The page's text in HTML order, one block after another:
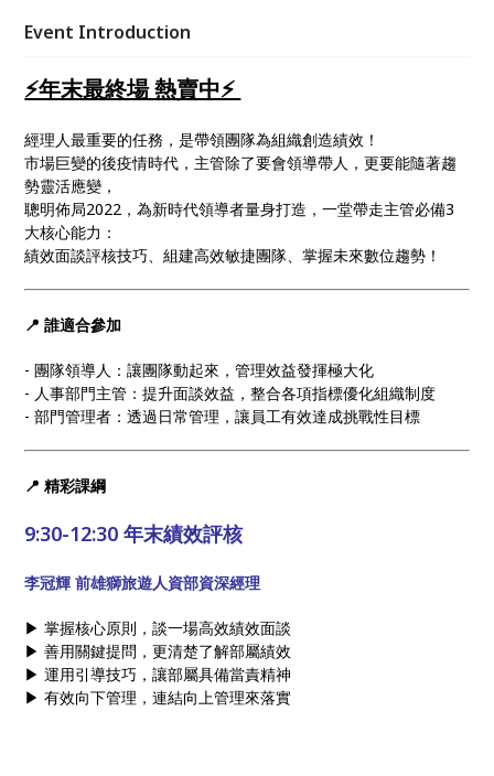
Event Introduction
⚡️年末最終場 熱賣中⚡️
經理人最重要的任務，是帶領團隊為組織創造績效！
市場巨變的後疫情時代，主管除了要會領導帶人，更要能隨著趨
勢靈活應變，
聰明佈局2022，為新時代領導者量身打造，一堂帶走主管必備3
大核心能力：
績效面談評核技巧、組建高效敏捷團隊、掌握未來數位趨勢！
📍 誰適合參加
- 團隊領導人：讓團隊動起來，管理效益發揮極大化
- 人事部門主管：提升面談效益，整合各項指標優化組織制度
- 部門管理者：透過日常管理，讓員工有效達成挑戰性目標
📍 精彩課綱
9:30-12:30 年末績效評核
李冠輝 前雄獅旅遊人資部資深經理
▶ 掌握核心原則，談一場高效績效面談
▶ 善用關鍵提問，更清楚了解部屬績效
▶ 運用引導技巧，讓部屬具備當責精神
▶ 有效向下管理，連結向上管理來落實